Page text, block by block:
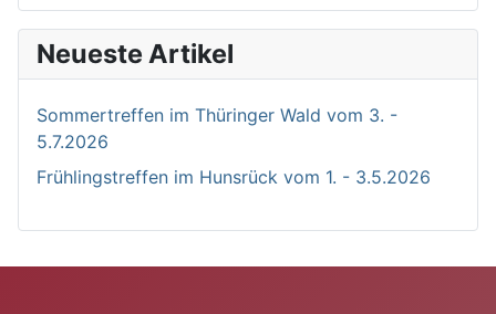
Neueste Artikel
Sommertreffen im Thüringer Wald vom 3. -
5.7.2026
Frühlingstreffen im Hunsrück vom 1. - 3.5.2026